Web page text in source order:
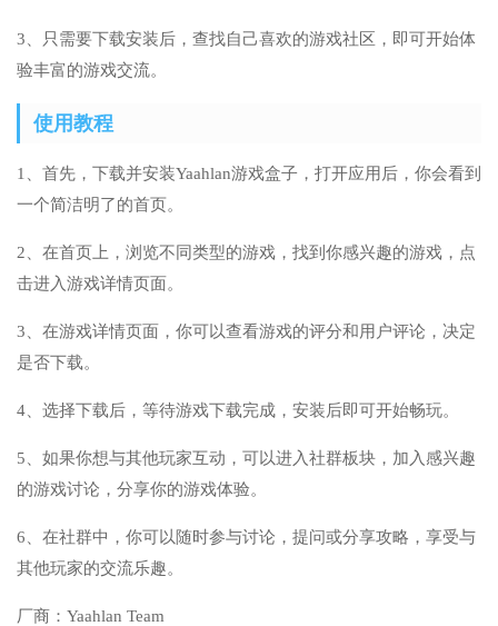
3、只需要下载安装后，查找自己喜欢的游戏社区，即可开始体
验丰富的游戏交流。
使用教程
1、首先，下载并安装Yaahlan游戏盒子，打开应用后，你会看到
一个简洁明了的首页。
2、在首页上，浏览不同类型的游戏，找到你感兴趣的游戏，点
击进入游戏详情页面。
3、在游戏详情页面，你可以查看游戏的评分和用户评论，决定
是否下载。
4、选择下载后，等待游戏下载完成，安装后即可开始畅玩。
5、如果你想与其他玩家互动，可以进入社群板块，加入感兴趣
的游戏讨论，分享你的游戏体验。
6、在社群中，你可以随时参与讨论，提问或分享攻略，享受与
其他玩家的交流乐趣。
厂商： Yaahlan Team